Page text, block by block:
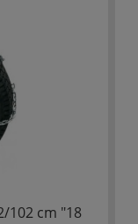
102 cm "18